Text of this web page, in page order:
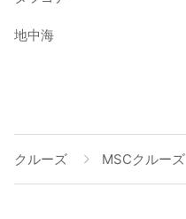
地中海
クルーズ MSCクルーズ